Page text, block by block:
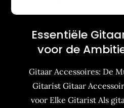
Essentiële
voor de
Gitaar Accessoires: De
Gitarist Gitaar
voor Elke Gitarist Als